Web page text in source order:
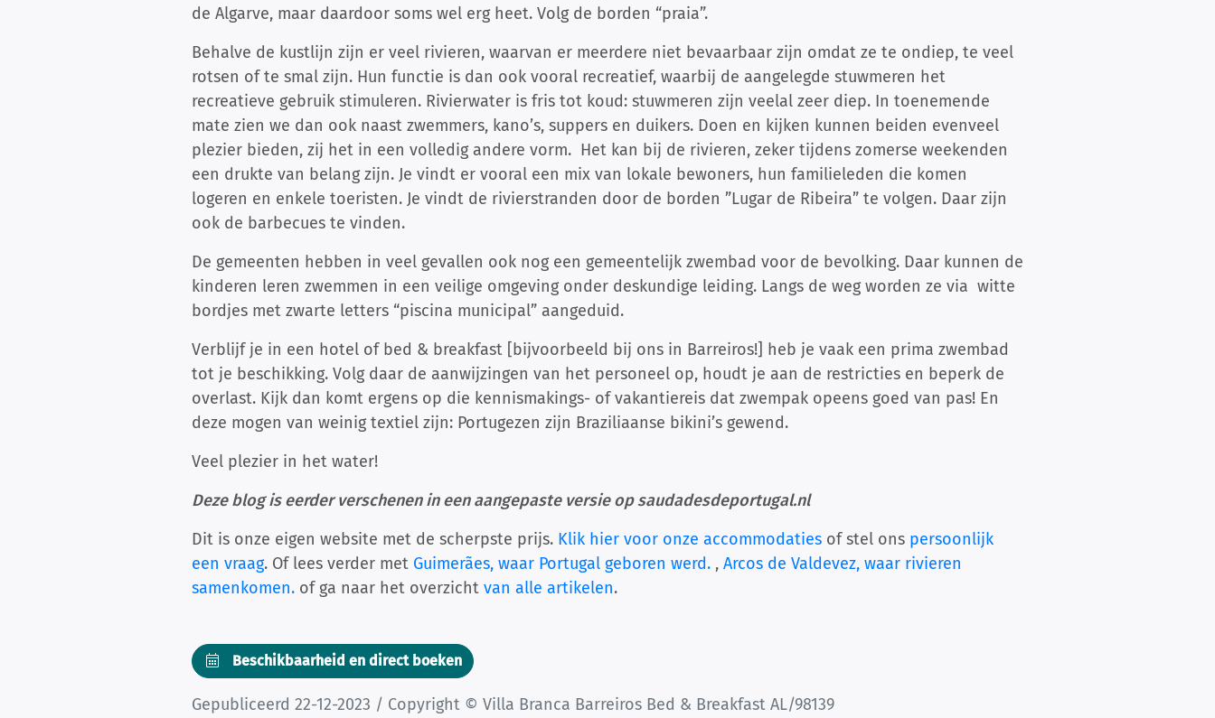
de Algarve, maar daardoor soms wel erg heet. Volg de borden “praia”.
Behalve de kustlijn zijn er veel rivieren, waarvan er meerdere niet bevaarbaar zijn omdat ze te ondiep, te veel
rotsen of te smal zijn. Hun functie is dan ook vooral recreatief, waarbij de aangelegde stuwmeren het
recreatieve gebruik stimuleren. Rivierwater is fris tot koud: stuwmeren zijn veelal zeer diep. In toenemende
mate zien we dan ook naast zwemmers, kano’s, suppers en duikers. Doen en kijken kunnen beiden evenveel
plezier bieden, zij het in een volledig andere vorm. Het kan bij de rivieren, zeker tijdens zomerse weekenden
een drukte van belang zijn. Je vindt er vooral een mix van lokale bewoners, hun familieleden die komen
logeren en enkele toeristen. Je vindt de rivierstranden door de borden ”Lugar de Ribeira” te volgen. Daar zijn
ook de barbecues te vinden.
De gemeenten hebben in veel gevallen ook nog een gemeentelijk zwembad voor de bevolking. Daar kunnen de
kinderen leren zwemmen in een veilige omgeving onder deskundige leiding. Langs de weg worden ze via witte
bordjes met zwarte letters “piscina municipal” aangeduid.
Verblijf je in een hotel of bed & breakfast [bijvoorbeeld bij ons in Barreiros!] heb je vaak een prima zwembad
tot je beschikking. Volg daar de aanwijzingen van het personeel op, houdt je aan de restricties en beperk de
overlast. Kijk dan komt ergens op die kennismakings- of vakantiereis dat zwempak opeens goed van pas! En
deze mogen van weinig textiel zijn: Portugezen zijn Braziliaanse bikini’s gewend.
Veel plezier in het water!
Deze blog is eerder verschenen in een aangepaste versie op saudadesdeportugal.nl
Dit is onze eigen website met de scherpste prijs. Klik hier voor onze accommodaties of stel ons persoonlijk
een vraag. Of lees verder met Guimerães, waar Portugal geboren werd. , Arcos de Valdevez, waar rivieren
samenkomen. of ga naar het overzicht van alle artikelen.
Beschikbaarheid en direct boeken
Gepubliceerd 22-12-2023 / Copyright © Villa Branca Barreiros Bed & Breakfast AL/98139